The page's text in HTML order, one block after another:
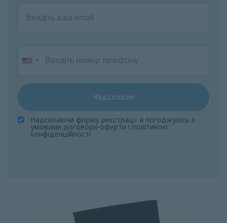
Надіслати
Надсилаючи форму реєстрації я погоджуюсь з
умовами договори-оферти і політикою
конфіденційності